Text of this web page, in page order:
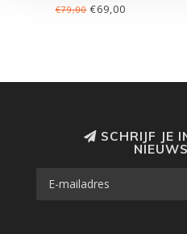
€79,00€69,00
SCHRIJF JE